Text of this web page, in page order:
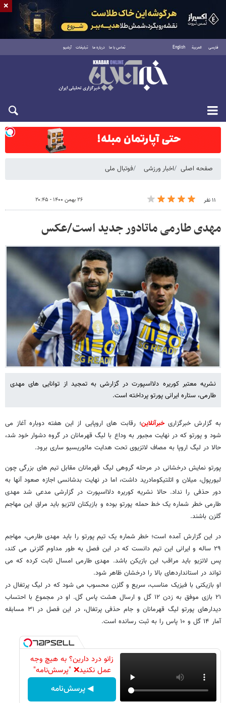
فارسی العربية English تماس با ما درباره ما تبلیغات آرشیو
شنبه ۱۷ مرداد ۱۴۰۵
صفحه اصلی اخبار ورزشی فوتبال ملی
۱۱ نفر ۲۶ بهمن ۱۴۰۰ - ۲۰:۴۵
مهدی طارمی ماتادور جدید است/عکس
نشریه معتبر کوریره دلااسپورت در گزارشی به تمجید از توانایی های مهدی
طارمی، ستاره ایرانی پورتو پرداخته است.
به گزارش خبرگزاریخبرآنلاین؛ رقابت های اروپایی از این هفته دوباره آغاز می
شود و پورتو که در نهایت مجبور به وداع با لیگ قهرمانان در گروه دشوار خود شد،
حالا در لیگ اروپا به مصاف لاتزیوی تحت هدایت مائوریسیو ساری برود.
پورتو نمایش درخشانی در مرحله گروهی لیگ قهرمانان مقابل تیم های بزرگی چون
لیورپول، میلان و اتلتیکومادرید داشت، اما در نهایت بدشانسی اجازه صعود آنها به
دور حذفی را نداد. حالا نشریه کوریره دلااسپورت در گزارشی مدعی شد مهدی
طارمی خطر شماره یک خط حمله پورتو بوده و بازیکنان لاتزیو باید مراق این مهاجم
گلزن باشند.
در این گزارش آمده است؛ خطر شماره یک تیم پورتو را باید مهدی طارمی، مهاجم
۲۹ ساله و ایرانی این تیم دانست که در این فصل به طور مداوم گلزنی می کند،
پس لاتزیو باید مراقب این بازیکن باشد. مهدی طارمی امسال ثابت کرده که می
تواند در استانداردهای بالا را درخشان ظاهر شود.
او بازیکنی با فیزیک مناسب، سریع و گلزن محسوب می شود که در لیگ پرتغال در
۲۱ بازی موفق به زدن ۱۲ گل و ارسال هشت پاس گل. او در مجموع با احتساب
دیدارهای پورتو لیگ قهرمانان و جام حذفی پرتغال، در این فصل در ۳۱ مسابقه
آمار ۱۴ گل و ۱۰ پاس را به ثبت رسانده است.
زانو درد دارین؟ به هیچ وجه
عمل نکنید❌ "پرسش‌نامه"
◀ پرسش‌نامه
×